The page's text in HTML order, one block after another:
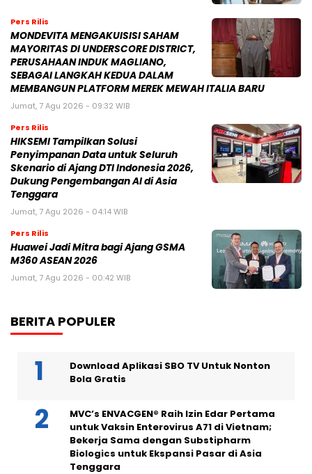
Pers Rilis
MONDEVITA MENGAKUISISI SAHAM
MAYORITAS DI UNDERSCORE DISTRICT,
PERUSAHAAN INDUK MAGLIANO,
SEBAGAI LANGKAH KEDUA DALAM
MEMBANGUN PLATFORM MEREK MEWAH ITALIA BARU
Jumat, 7 Agu 2026 - 09:32 WIB
Pers Rilis
HIKSEMI Tampilkan Solusi
Penyimpanan Data untuk Seluruh
Skenario di Ajang DTI Indonesia 2026,
Dukung Pengembangan AI di Asia
Tenggara
Jumat, 7 Agu 2026 - 04:14 WIB
Pers Rilis
Huawei Jadi Mitra bagi Ajang GSMA
M360 ASEAN 2026
Jumat, 7 Agu 2026 - 00:42 WIB
BERITA POPULER
Download Aplikasi SBO TV Untuk Nonton
Bola Gratis
MVC’s ENVACGEN® Raih Izin Edar Pertama
untuk Vaksin Enterovirus A71 di Vietnam;
Bekerja Sama dengan Substipharm
Biologics untuk Ekspansi Pasar di Asia
Tenggara